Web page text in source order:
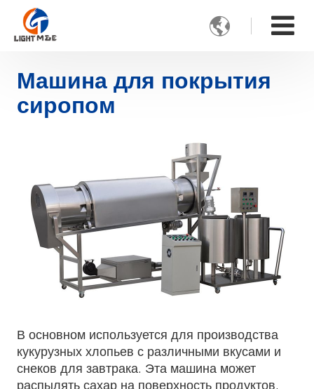

Машина для покрытия
сиропом
В основном используется для производства
кукурузных хлопьев с различными вкусами и
снеков для завтрака. Эта машина может
распылять сахар на поверхность продуктов.